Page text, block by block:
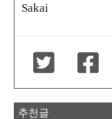
Sakai
추천글